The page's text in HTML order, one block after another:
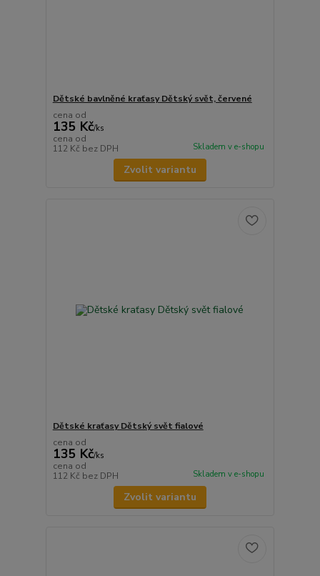
Dětské bavlněné kraťasy Dětský svět, červené
cena od
135 Kč/ks
cena od
112 Kč bez DPH Skladem v e-shopu
Zvolit variantu
Dětské kraťasy Dětský svět fialové
cena od
135 Kč/ks
cena od
112 Kč bez DPH Skladem v e-shopu
Zvolit variantu